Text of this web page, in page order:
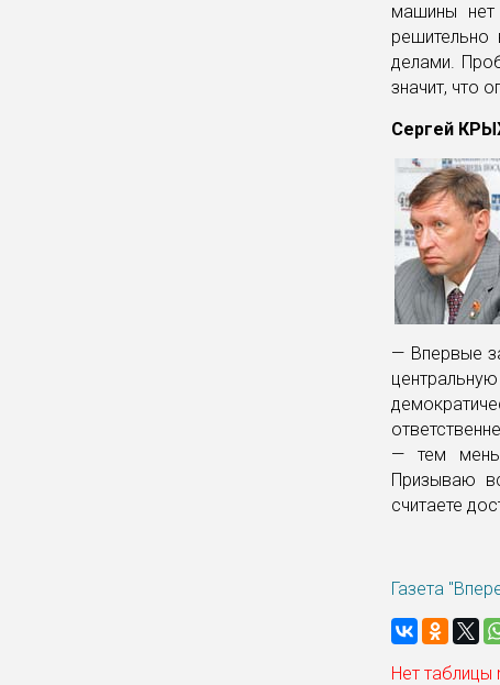
машины нет
делами.
значит, что
Сергей
— Впервые
— тем
Призываю
считаете
Газета
Нет таблицы